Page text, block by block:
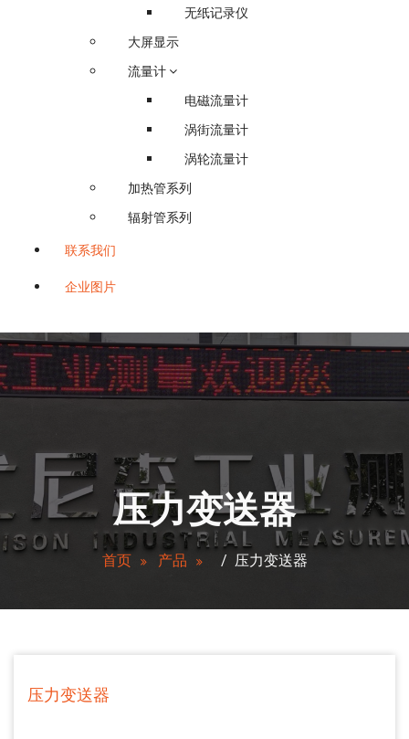
无纸记录仪
大屏显示
流量计
电磁流量计
涡街流量计
涡轮流量计
加热管系列
辐射管系列
联系我们
企业图片
压力变送器
首页 产品 / 压力变送器
压力变送器